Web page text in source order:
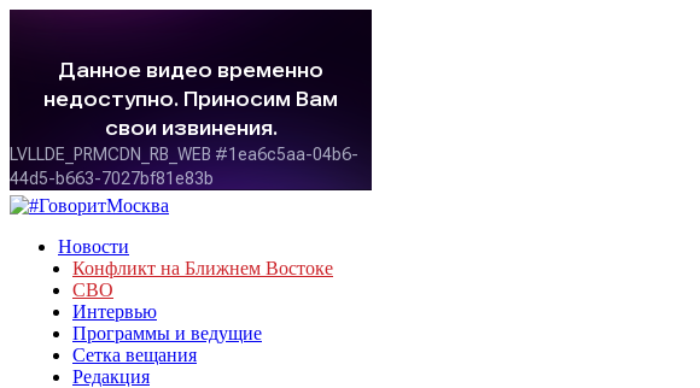
Новости
Конфликт на Ближнем Востоке
СВО
Интервью
Программы и ведущие
Сетка вещания
Редакция